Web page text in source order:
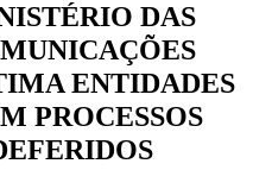
DAS
ENTIDADES
PROCESSOS